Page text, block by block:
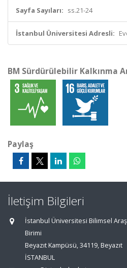
Sayfa Sayıları: ss.21-24
İstanbul Üniversitesi Adresli:
BM Sürdürülebilir Kalkınma
Paylaş
İletişim Bilgileri
İstanbul Üniversitesi Bilimsel
Birimi
Beyazıt Kampüsü, 34119, Beyazıt
İSTANBUL